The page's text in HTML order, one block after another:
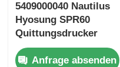
5409000040 Nautilus
Hyosung SPR60
Quittungsdrucker
Geldautomaten
Maschinenteile
Anfrage absenden